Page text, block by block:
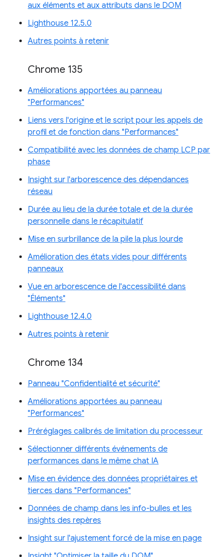
aux éléments et aux attributs dans le DOM
Lighthouse 12.5.0
Autres points à retenir
Chrome 135
Améliorations apportées au panneau
"Performances"
Liens vers l'origine et le script pour les appels de
profil et de fonction dans "Performances"
Compatibilité avec les données de champ LCP par
phase
Insight sur l'arborescence des dépendances
réseau
Durée au lieu de la durée totale et de la durée
personnelle dans le récapitulatif
Mise en surbrillance de la pile la plus lourde
Amélioration des états vides pour différents
panneaux
Vue en arborescence de l'accessibilité dans
"Éléments"
Lighthouse 12.4.0
Autres points à retenir
Chrome 134
Panneau "Confidentialité et sécurité"
Améliorations apportées au panneau
"Performances"
Préréglages calibrés de limitation du processeur
Sélectionner différents événements de
performances dans le même chat IA
Mise en évidence des données propriétaires et
tierces dans "Performances"
Données de champ dans les info-bulles et les
insights des repères
Insight sur l'ajustement forcé de la mise en page